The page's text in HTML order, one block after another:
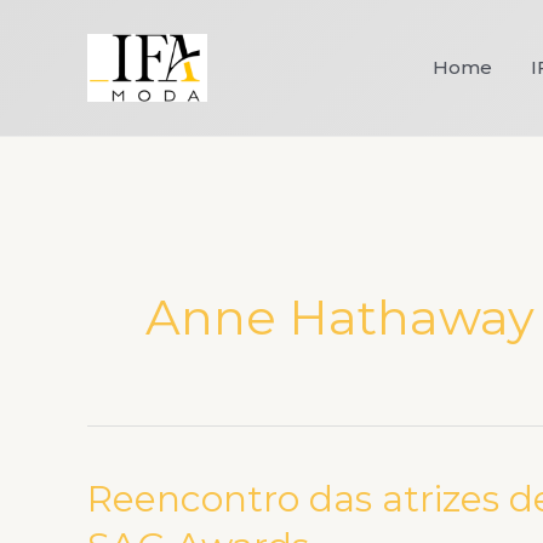
Home
Anne Hathaway
Reencontro das atrizes
Reencontro